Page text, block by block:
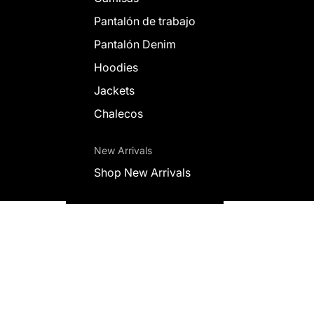
Pantalón de trabajo
Pantalón Denim
Hoodies
Jackets
Chalecos
New Arrivals
Shop New Arrivals